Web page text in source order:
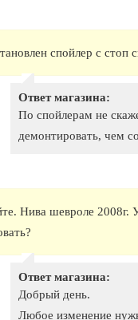
спойлер с стоп
Ответ магазина:
По спойлерам не
демонтировать, чем
Нива шевроле
Ответ магазина:
Добрый день.
Любое изменение